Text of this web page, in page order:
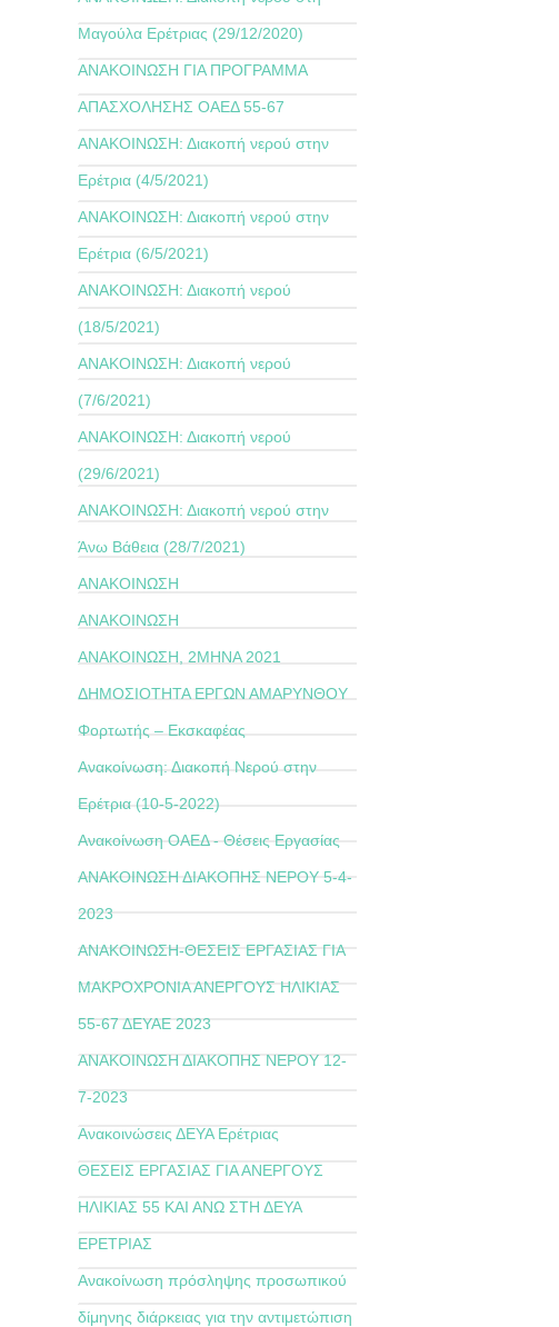
Μαγούλα Ερέτριας (29/12/2020)
ΑΝΑΚΟΙΝΩΣΗ ΓΙΑ ΠΡΟΓΡΑΜΜΑ
ΑΠΑΣΧΟΛΗΣΗΣ ΟΑΕΔ 55-67
ΑΝΑΚΟΙΝΩΣΗ: Διακοπή νερού στην
Ερέτρια (4/5/2021)
ΑΝΑΚΟΙΝΩΣΗ: Διακοπή νερού στην
Ερέτρια (6/5/2021)
ΑΝΑΚΟΙΝΩΣΗ: Διακοπή νερού
(18/5/2021)
ΑΝΑΚΟΙΝΩΣΗ: Διακοπή νερού
(7/6/2021)
ΑΝΑΚΟΙΝΩΣΗ: Διακοπή νερού
(29/6/2021)
ΑΝΑΚΟΙΝΩΣΗ: Διακοπή νερού στην
Άνω Βάθεια (28/7/2021)
ΑΝΑΚΟΙΝΩΣΗ
ΑΝΑΚΟΙΝΩΣΗ
ΑΝΑΚΟΙΝΩΣΗ, 2ΜΗΝΑ 2021
ΔΗΜΟΣΙΟΤΗΤΑ ΕΡΓΩΝ ΑΜΑΡΥΝΘΟΥ
Φορτωτής – Εκσκαφέας
Ανακοίνωση: Διακοπή Νερού στην
Ερέτρια (10-5-2022)
Ανακοίνωση ΟΑΕΔ - Θέσεις Εργασίας
ΑΝΑΚΟΙΝΩΣΗ ΔΙΑΚΟΠΗΣ ΝΕΡΟΥ 5-4-
2023
ΑΝΑΚΟΙΝΩΣΗ-ΘΕΣΕΙΣ ΕΡΓΑΣΙΑΣ ΓΙΑ
ΜΑΚΡΟΧΡΟΝΙΑ ΑΝΕΡΓΟΥΣ ΗΛΙΚΙΑΣ
55-67 ΔΕΥΑΕ 2023
ΑΝΑΚΟΙΝΩΣΗ ΔΙΑΚΟΠΗΣ ΝΕΡΟΥ 12-
7-2023
Ανακοινώσεις ΔΕΥΑ Ερέτριας
ΘΕΣΕΙΣ ΕΡΓΑΣΙΑΣ ΓΙΑ ΑΝΕΡΓΟΥΣ
ΗΛΙΚΙΑΣ 55 ΚΑΙ ΑΝΩ ΣΤΗ ΔΕΥΑ
ΕΡΕΤΡΙΑΣ
Ανακοίνωση πρόσληψης προσωπικού
δίμηνης διάρκειας για την αντιμετώπιση